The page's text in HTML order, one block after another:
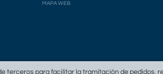
MAPA WEB
terceros para facilitar la tramitación de